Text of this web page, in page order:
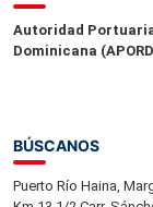
Autoridad
Dominicana
BÚSCANOS
Puerto Río Haina,